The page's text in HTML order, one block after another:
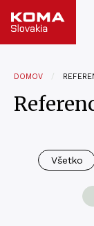
DOMOV
Všetko